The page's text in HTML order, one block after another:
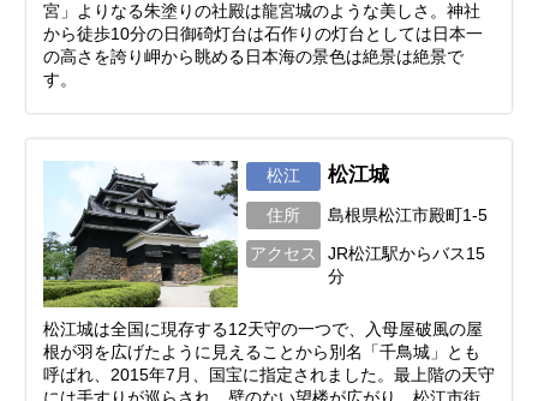
宮」よりなる朱塗りの社殿は龍宮城のような美しさ。神社
から徒歩10分の日御碕灯台は石作りの灯台としては日本一
の高さを誇り岬から眺める日本海の景色は絶景は絶景で
す。
松江 松江城
住所 島根県松江市殿町1-5
アクセス
JR松江駅からバス15
分
松江城は全国に現存する12天守の一つで、入母屋破風の屋
根が羽を広げたように見えることから別名「千鳥城」とも
呼ばれ、2015年7月、国宝に指定されました。最上階の天守
には手すりが巡らされ、壁のない望楼が広がり、松江市街